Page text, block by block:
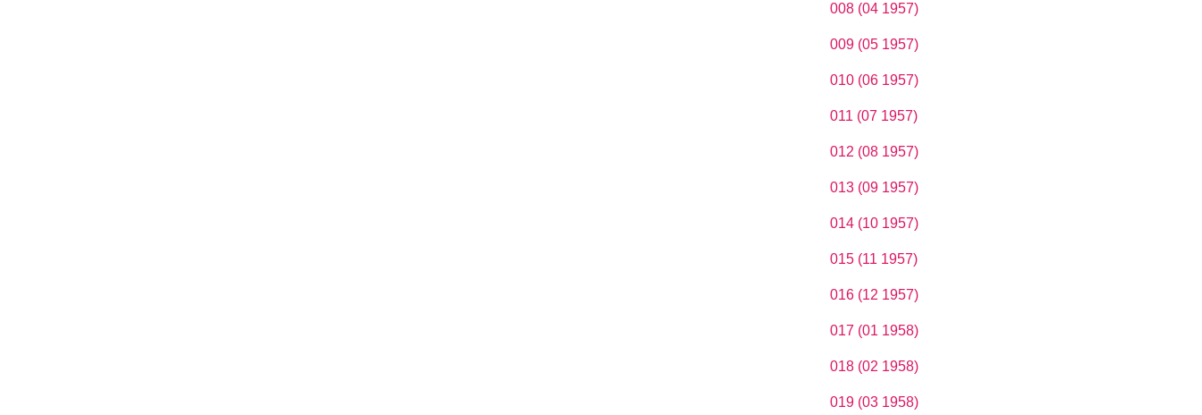
008 (04 1957)
009 (05 1957)
010 (06 1957)
011 (07 1957)
012 (08 1957)
013 (09 1957)
014 (10 1957)
015 (11 1957)
016 (12 1957)
017 (01 1958)
018 (02 1958)
019 (03 1958)